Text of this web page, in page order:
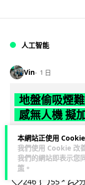
本網站正使用 Cookie
我們使用 Cookie 改
我們的網站即表示您
策 。
人工智能
Vin 1 日
地盤偷吸煙
感無人機 擬
勞工處投入配備熱感
地盤違例吸煙，並正
分析功能，結合三大
246 55 ↗